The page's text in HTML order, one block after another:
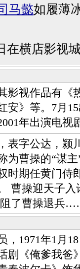
马懿如履薄
在横店影视
视作品有《
安》等。7月
年出演电
字公达，颍
为曹操的“谋
时期任黄门侍
曹操迎天子
阻了曹操退兵
1971年1月18
剧《俺爹我爸